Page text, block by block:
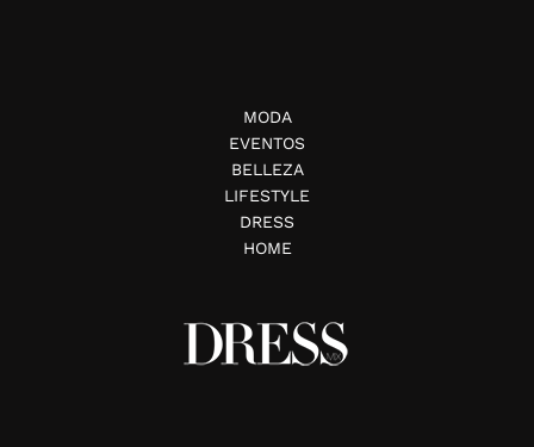
MODA
EVENTOS
BELLEZA
LIFESTYLE
DRESS
HOME